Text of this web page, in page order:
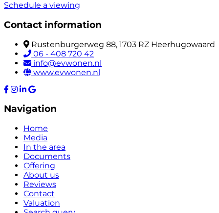
Schedule a viewing
Contact information
Rustenburgerweg 88, 1703 RZ Heerhugowaard
06 - 408 720 42
info@evwonen.nl
www.evwonen.nl
Navigation
Home
Media
In the area
Documents
Offering
About us
Reviews
Contact
Valuation